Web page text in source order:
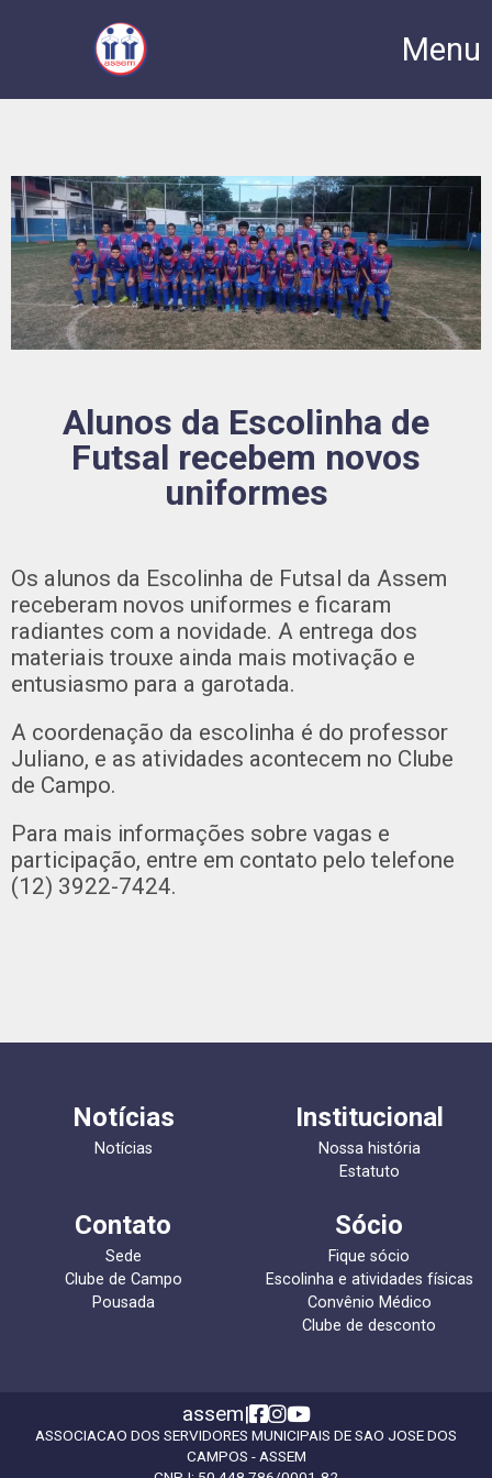
Menu
Alunos da Escolinha de
Futsal recebem novos
uniformes
Os alunos da Escolinha de Futsal da Assem
receberam novos uniformes e ficaram
radiantes com a novidade. A entrega dos
materiais trouxe ainda mais motivação e
entusiasmo para a garotada.
A coordenação da escolinha é do professor
Juliano, e as atividades acontecem no Clube
de Campo.
Para mais informações sobre vagas e
participação, entre em contato pelo telefone
(12) 3922-7424.
Notícias
Notícias
Institucional
Nossa história
Estatuto
Contato
Sede
Clube de Campo
Pousada
Sócio
Fique sócio
Escolinha e atividades físicas
Convênio Médico
Clube de desconto
assem|
ASSOCIACAO DOS SERVIDORES MUNICIPAIS DE SAO JOSE DOS
CAMPOS - ASSEM